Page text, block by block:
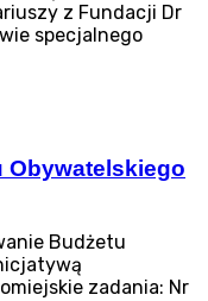
z Fundacji Dr
specjalnego
Obywatelskiego
Budżetu
zadania: Nr